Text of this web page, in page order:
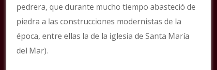
pedrera, que durante mucho tiempo abasteció de
piedra a las construcciones modernistas de la
época, entre ellas la de la iglesia de Santa María
del Mar).